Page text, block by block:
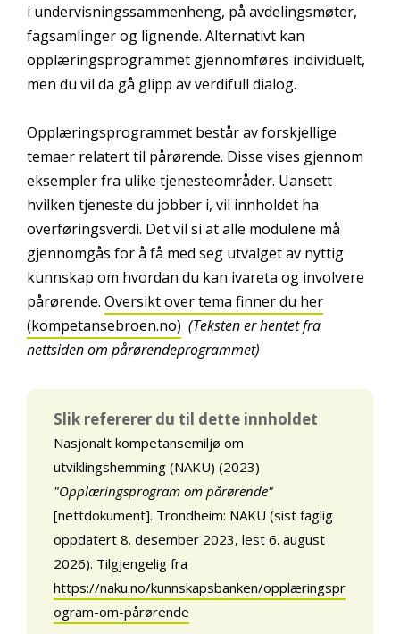
i undervisningssammenheng, på avdelingsmøter,
fagsamlinger og lignende. Alternativt kan
opplæringsprogrammet gjennomføres individuelt,
men du vil da gå glipp av verdifull dialog.
Opplæringsprogrammet består av forskjellige
temaer relatert til pårørende. Disse vises gjennom
eksempler fra ulike tjenesteområder. Uansett
hvilken tjeneste du jobber i, vil innholdet ha
overføringsverdi. Det vil si at alle modulene må
gjennomgås for å få med seg utvalget av nyttig
kunnskap om hvordan du kan ivareta og involvere
pårørende. Oversikt over tema finner du her
(kompetansebroen.no) (Teksten er hentet fra
nettsiden om pårørendeprogrammet)
Slik refererer du til dette innholdet
Nasjonalt kompetansemiljø om
utviklingshemming (NAKU) (2023)
"Opplæringsprogram om pårørende"
[nettdokument]. Trondheim: NAKU (sist faglig
oppdatert 8. desember 2023, lest 6. august
2026). Tilgjengelig fra
https://naku.no/kunnskapsbanken/opplæringspr
ogram-om-pårørende